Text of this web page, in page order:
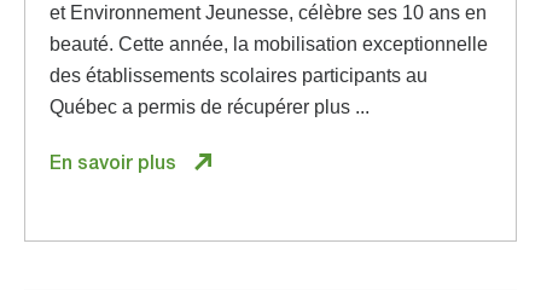
et Environnement Jeunesse, célèbre ses 10 ans en
beauté. Cette année, la mobilisation exceptionnelle
des établissements scolaires participants au
Québec a permis de récupérer plus ...
En savoir plus